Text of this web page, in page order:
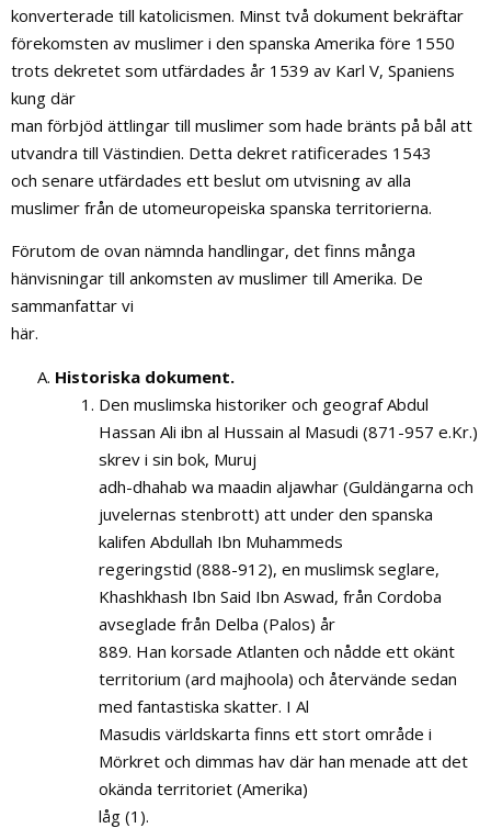
konverterade till katolicismen. Minst två dokument bekräftar
förekomsten av muslimer i den spanska Amerika före 1550
trots dekretet som utfärdades år 1539 av Karl V, Spaniens
kung där
man förbjöd ättlingar till muslimer som hade bränts på bål att
utvandra till Västindien. Detta dekret ratificerades 1543
och senare utfärdades ett beslut om utvisning av alla
muslimer från de utomeuropeiska spanska territorierna.
Förutom de ovan nämnda handlingar, det finns många
hänvisningar till ankomsten av muslimer till Amerika. De
sammanfattar vi
här.
Historiska dokument.
Den muslimska historiker och geograf Abdul
Hassan Ali ibn al Hussain al Masudi (871-957 e.Kr.)
skrev i sin bok, Muruj
adh-dhahab wa maadin aljawhar (Guldängarna och
juvelernas stenbrott) att under den spanska
kalifen Abdullah Ibn Muhammeds
regeringstid (888-912), en muslimsk seglare,
Khashkhash Ibn Said Ibn Aswad, från Cordoba
avseglade från Delba (Palos) år
889. Han korsade Atlanten och nådde ett okänt
territorium (ard majhoola) och återvände sedan
med fantastiska skatter. I Al
Masudis världskarta finns ett stort område i
Mörkret och dimmas hav där han menade att det
okända territoriet (Amerika)
låg (1).